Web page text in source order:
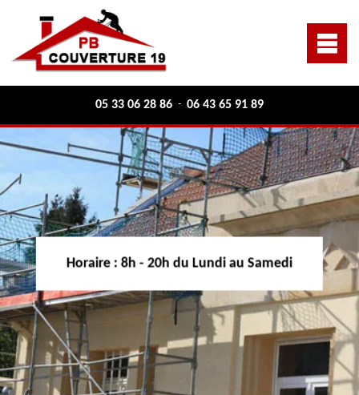
05 33 06 28 86 - 06 43 65 91 89
Horaire : 8h - 20h du Lundi au Samedi